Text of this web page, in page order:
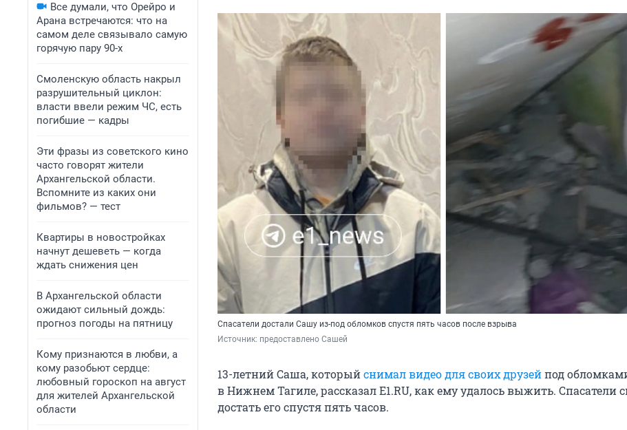
Все думали, что Орейро и
Арана встречаются: что на
самом деле связывало самую
горячую пару 90-х
Смоленскую область накрыл
разрушительный циклон:
власти ввели режим ЧС, есть
погибшие — кадры
Эти фразы из советского кино
часто говорят жители
Архангельской области.
Вспомните из каких они
фильмов? — тест
Квартиры в новостройках
начнут дешеветь — когда
ждать снижения цен
В Архангельской области
ожидают сильный дождь:
прогноз погоды на пятницу
Кому признаются в любви, а
кому разобьют сердце:
любовный гороскоп на август
для жителей Архангельской
области
Спасатели достали Сашу из-под обломков спустя пять часов после взрыва
Источник: предоставлено Сашей
13-летний Саша, которыйснимал видео для своих друзейпод
в Нижнем Тагиле, рассказал E1.RU, как ему удалось выжить. Спасатели
достать его спустя пять часов.